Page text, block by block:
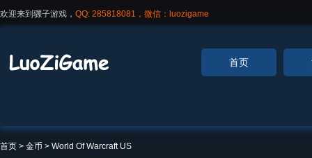
欢迎来到骡子游戏， QQ: 285818081，微信：luozigame
首页
首页 > 金币 > World Of Warcraft US